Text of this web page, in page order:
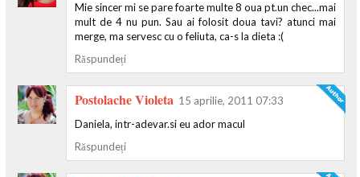
Mie sincer mi se pare foarte multe 8 oua pt.un chec...mai
mult de 4 nu pun. Sau ai folosit doua tavi? atunci mai
merge, ma servesc cu o feliuta, ca-s la dieta :(
Răspundeți
Postolache Violeta 15 aprilie, 2011 07:33
Daniela, intr-adevar.si eu ador macul
Răspundeți